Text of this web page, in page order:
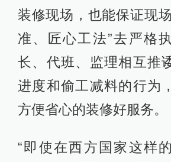
装修现场，也能保证现
准、匠心工法”去严格
长、代班、监理相互推
进度和偷工减料的行为
方便省心的装修好服务。
“即使在西方国家这样